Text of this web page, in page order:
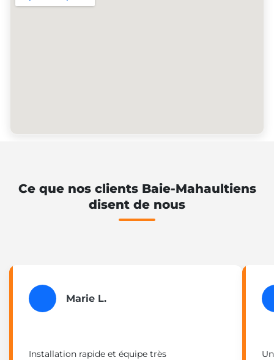
Ce que nos clients Baie-Mahaultiens
disent de nous
Marie L.
Installation rapide et équipe très